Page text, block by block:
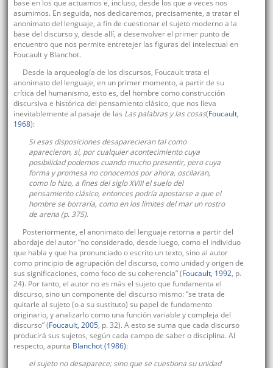
base en los que actuamos e, incluso, desde los que a veces nos
asumimos. En seguida, nos dedicaremos, precisamente, a tratar el
anonimato del lenguaje, a fin de cuestionar el sujeto moderno a la
base del discurso y, desde allí, a desenvolver el primer punto de
encuentro que nos permite entretejer las figuras del intelectual en
Foucault y Blanchot.
Desde la arqueología de los discursos, Foucault trata el
anonimato del lenguaje, en un primer momento, a partir de su
crítica del humanismo, esto es, del hombre como construcción
discursiva e histórica del pensamiento clásico, que nos lleva
inevitablemente al pasaje de las Las palabras y las cosas(Foucault,
1968):
Si esas disposiciones desaparecieran tal como
aparecieron, si, por cualquier acontecimiento cuya
posibilidad podemos cuando mucho presentir, pero cuya
forma y promesa no conocemos por ahora, oscilaran,
como lo hizo, a fines del siglo XVIII el suelo del
pensamiento clásico, entonces podría apostarse a que el
hombre se borraría, como en los límites del mar un rostro
de arena (p. 375).
Posteriormente, el anonimato del lenguaje retorna a partir del
abordaje del autor “no considerado, desde luego, como el individuo
que habla y que ha pronunciado o escrito un texto, sino al autor
como principio de agrupación del discurso, como unidad y origen de
sus significaciones, como foco de su coherencia” (Foucault, 1992, p.
24). Por tanto, el autor no es más el sujeto que fundamenta el
discurso, sino un componente del discurso mismo: “se trata de
quitarle al sujeto (o a su sustituto) su papel de fundamento
originario, y analizarlo como una función variable y compleja del
discurso” (Foucault, 2005, p. 32). A esto se suma que cada discurso
producirá sus sujetos, según cada campo de saber o disciplina. Al
respecto, apunta Blanchot (1986):
el sujeto no desaparece; sino que se cuestiona su unidad